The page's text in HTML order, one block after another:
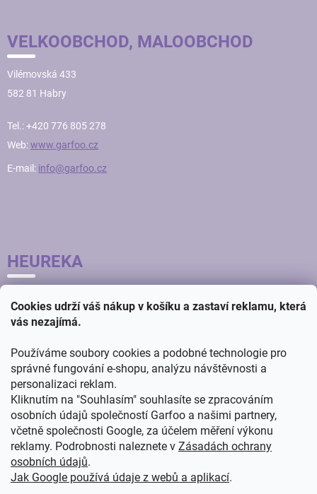
Cookies udrží váš nákup v košíku a zastaví reklamu, která
vás nezajímá.
Používáme soubory cookies a podobné technologie pro
správné fungování e-shopu, analýzu návštěvnosti a
personalizaci reklam.
Kliknutím na "Souhlasím" souhlasíte se zpracováním
osobních údajů společností Garfoo a našimi partnery,
včetně společnosti Google, za účelem měření výkonu
reklamy. Podrobnosti naleznete v Zásadách ochrany
osobních údajů.
Jak Google používá údaje z webů a aplikací.
VELKOOBCHOD, MALOOBCHOD
Vilémovská 433
582 81 Habry
Tel.: +420 776 805 278
Web:www.garfoo.cz
E-mail: info@garfoo.cz
HEUREKA